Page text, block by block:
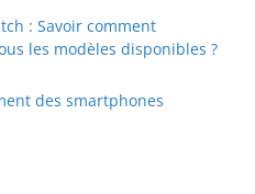
: Savoir comment
les modèles disponibles ?
des smartphones